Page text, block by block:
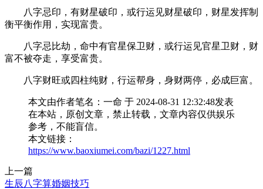
八字忌印，有财星破印，或行运见财星破印，财星发挥制
衡平衡作用，实现富贵。
八字忌比劫，命中有官星保卫财，或行运见官星卫财，财
富不被夺走，享受富贵。
八字财旺或四柱纯财，行运帮身，身财两停，必成巨富。
本文由作者笔名：一命 于 2024-08-31 12:32:48发表
在本站，原创文章，禁止转载，文章内容仅供娱乐
参考，不能盲信。
本文链接：
https://www.baoxiumei.com/bazi/1227.html
上一篇
生辰八字算婚姻技巧